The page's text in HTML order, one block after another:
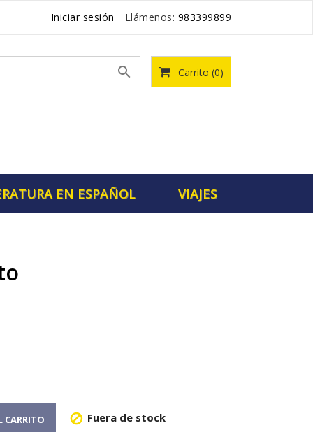
Iniciar sesión Llámenos: 983399899
Carrito (0)

EN ESPAÑOL VIAJES
CARRITO  Fuera de stock